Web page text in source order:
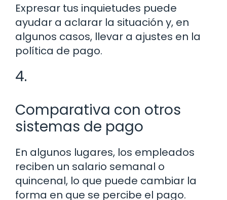
Expresar tus inquietudes puede
ayudar a aclarar la situación y, en
algunos casos, llevar a ajustes en la
política de pago.
4.
Comparativa con otros
sistemas de pago
En algunos lugares, los empleados
reciben un salario semanal o
quincenal, lo que puede cambiar la
forma en que se percibe el pago.